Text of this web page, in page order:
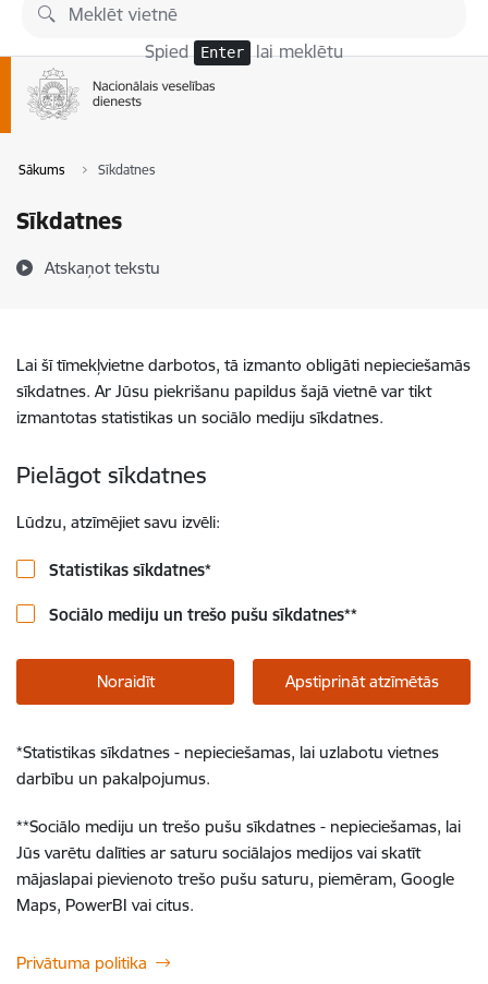
Pāriet uz lapas saturu
Spied Enter lai meklētu
Sākums Sīkdatnes
Sīkdatnes
Atskaņot tekstu
Lai šī tīmekļvietne darbotos, tā izmanto obligāti nepieciešamās
sīkdatnes. Ar Jūsu piekrišanu papildus šajā vietnē var tikt
izmantotas statistikas un sociālo mediju sīkdatnes.
Pielāgot sīkdatnes
Lūdzu, atzīmējiet savu izvēli:
Statistikas sīkdatnes*
Sociālo mediju un trešo pušu sīkdatnes**
Noraidīt Apstiprināt atzīmētās
*Statistikas sīkdatnes - nepieciešamas, lai uzlabotu vietnes
darbību un pakalpojumus.
**Sociālo mediju un trešo pušu sīkdatnes - nepieciešamas, lai
Jūs varētu dalīties ar saturu sociālajos medijos vai skatīt
mājaslapai pievienoto trešo pušu saturu, piemēram, Google
Maps, PowerBI vai citus.
Privātuma politika